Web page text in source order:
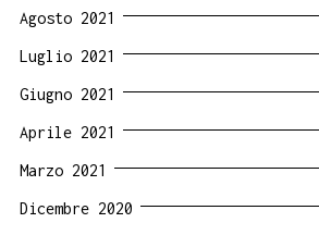
Agosto 2021
Luglio 2021
Giugno 2021
Aprile 2021
Marzo 2021
Dicembre 2020